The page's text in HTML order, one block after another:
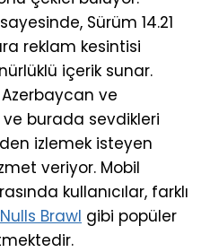
Sürüm 14.21
reklam kesintisi
içerik sunar.
ve
burada sevdikleri
izlemek isteyen
veriyor. Mobil
kullanıcılar, farklı
Nulls Brawl gibi popüler